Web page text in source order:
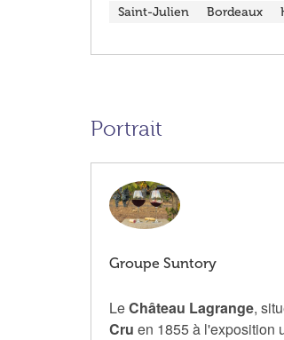
Saint-Julien Bordeaux
Portrait
Groupe Suntory
LeChâteau Lagrange,
Cru en 1855 à l'exposition